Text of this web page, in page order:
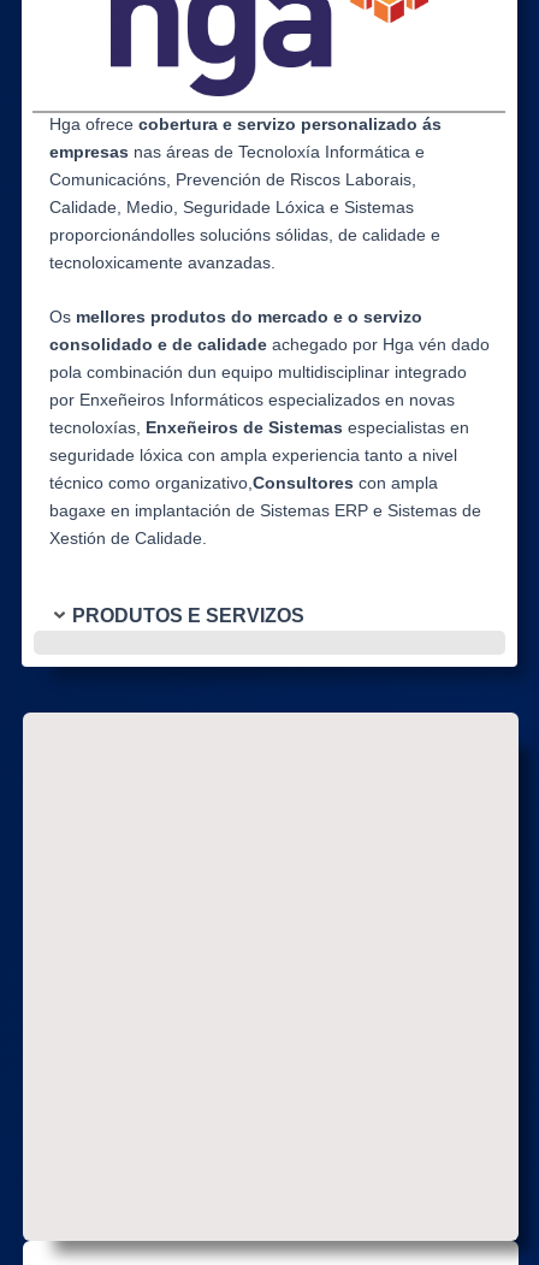
Hga ofrece cobertura e servizo personalizado ás
empresas nas áreas de Tecnoloxía Informática e
Comunicacións, Prevención de Riscos Laborais,
Calidade, Medio, Seguridade Lóxica e Sistemas
proporcionándolles solucións sólidas, de calidade e
tecnoloxicamente avanzadas.
Os mellores produtos do mercado e o servizo
consolidado e de calidade achegado por Hga vén dado
pola combinación dun equipo multidisciplinar integrado
por Enxeñeiros Informáticos especializados en novas
tecnoloxías, Enxeñeiros de Sistemas especialistas en
seguridade lóxica con ampla experiencia tanto a nivel
técnico como organizativo, Consultores con ampla
bagaxe en implantación de Sistemas ERP e Sistemas de
Xestión de Calidade.
PRODUTOS E SERVIZOS